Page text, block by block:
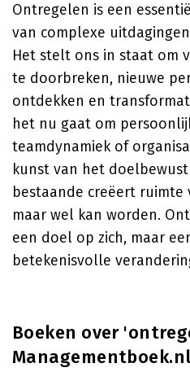
Ontregelen is een
van complexe
Het stelt ons in staat om
te doorbreken, nieuwe
ontdekken en
het nu gaat om
teamdynamiek of
kunst van het
bestaande creëert
maar wel kan worden.
een doel op zich, maar
betekenisvolle
Boeken over
Managementboek.nl